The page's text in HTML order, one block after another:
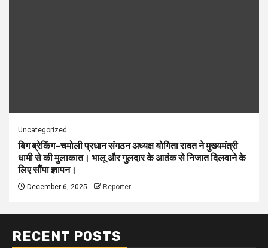
Uncategorized
बिग ब्रेकिंग–चमोली प्रधान संगठन अध्यक्ष योगिता रावत ने मुख्यमंत्री
धामी से की मुलाकात। भालू और गुलदार के आतंक से निजात दिलवाने के
लिए सौंपा ज्ञापन।
December 6, 2025 Reporter
RECENT POSTS